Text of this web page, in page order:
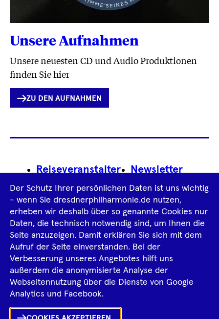
Unsere Aufnahmen
Unsere neuesten CD und Audio Produktionen
finden Sie hier
INTERNER
LINK
ZU DEN AUFNAHMEN
Footer
Reiseveranstalter Newsletter
Impressum
Datenschutz­information AGB
Intern
TiktokFacebook
Instagram
SpotifyYouTube
Der Schutz Ihrer persönlichen Daten ist uns wichtig
- wenn Sie dresdnerphilharmonie.de nutzen,
erheben wir deshalb über so genannte Cookies nur
Daten, die technisch notwendig sind, um Ihnen die
Seite anzuzeigen. Damit erklären Sie sich mit dem
Aufruf der Seite einverstanden. Bei der
Verbesserung unseres Angebotes hilft uns
außerdem die anonymisierte Analyse der
Webseitennutzung über die Dienste von Google
Analytics und Facebook.